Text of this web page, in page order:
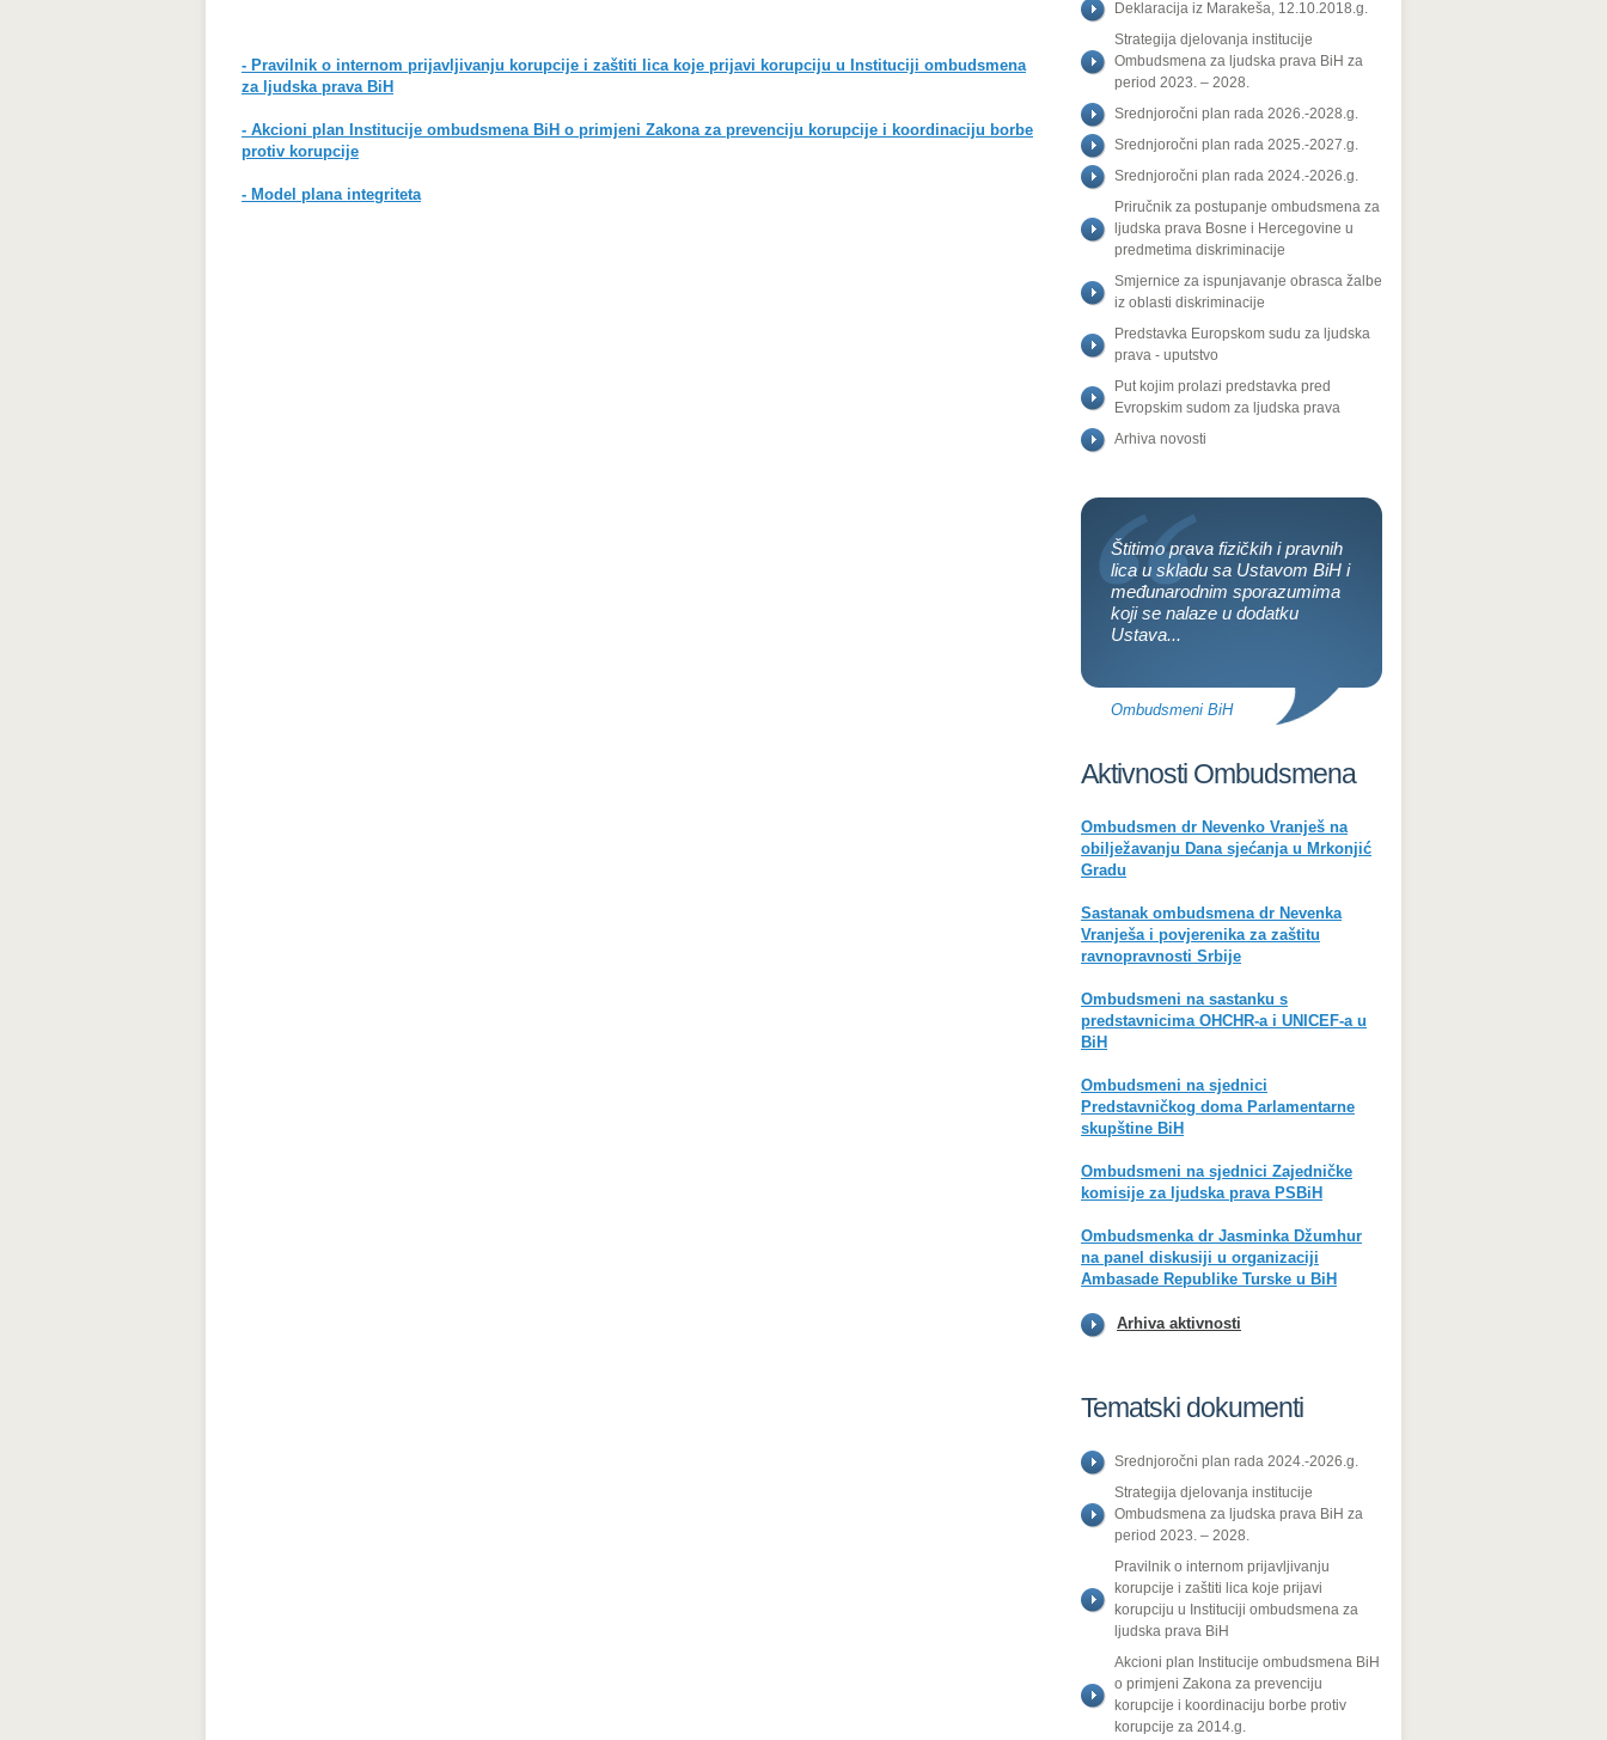
- Pravilnik o internom prijavljivanju korupcije i zaštiti lica koje prijavi korupciju u Instituciji ombudsmena
za ljudska prava BiH
- Akcioni plan Institucije ombudsmena BiH o primjeni Zakona za prevenciju korupcije i koordinaciju borbe
protiv korupcije
- Model plana integriteta
Deklaracija iz Marakeša, 12.10.2018.g.
Strategija djelovanja institucije
Ombudsmena za ljudska prava BiH za
period 2023. – 2028.
Srednjoročni plan rada 2026.-2028.g.
Srednjoročni plan rada 2025.-2027.g.
Srednjoročni plan rada 2024.-2026.g.
Priručnik za postupanje ombudsmena za
ljudska prava Bosne i Hercegovine u
predmetima diskriminacije
Smjernice za ispunjavanje obrasca žalbe
iz oblasti diskriminacije
Predstavka Europskom sudu za ljudska
prava - uputstvo
Put kojim prolazi predstavka pred
Evropskim sudom za ljudska prava
Arhiva novosti
Štitimo prava fizičkih i pravnih
lica u skladu sa Ustavom BiH i
međunarodnim sporazumima
koji se nalaze u dodatku
Ustava...
Ombudsmeni BiH
Aktivnosti Ombudsmena
Ombudsmen dr Nevenko Vranješ na
obilježavanju Dana sjećanja u Mrkonjić
Gradu
Sastanak ombudsmena dr Nevenka
Vranješa i povjerenika za zaštitu
ravnopravnosti Srbije
Ombudsmeni na sastanku s
predstavnicima OHCHR-a i UNICEF-a u
BiH
Ombudsmeni na sjednici
Predstavničkog doma Parlamentarne
skupštine BiH
Ombudsmeni na sjednici Zajedničke
komisije za ljudska prava PSBiH
Ombudsmenka dr Jasminka Džumhur
na panel diskusiji u organizaciji
Ambasade Republike Turske u BiH
Arhiva aktivnosti
Tematski dokumenti
Srednjoročni plan rada 2024.-2026.g.
Strategija djelovanja institucije
Ombudsmena za ljudska prava BiH za
period 2023. – 2028.
Pravilnik o internom prijavljivanju
korupcije i zaštiti lica koje prijavi
korupciju u Instituciji ombudsmena za
ljudska prava BiH
Akcioni plan Institucije ombudsmena BiH
o primjeni Zakona za prevenciju
korupcije i koordinaciju borbe protiv
korupcije za 2014.g.